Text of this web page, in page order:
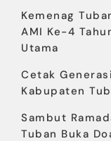
Kemenag
AMI Ke-4
Utama
Cetak
Kabupaten
Sambut
Tuban Buka